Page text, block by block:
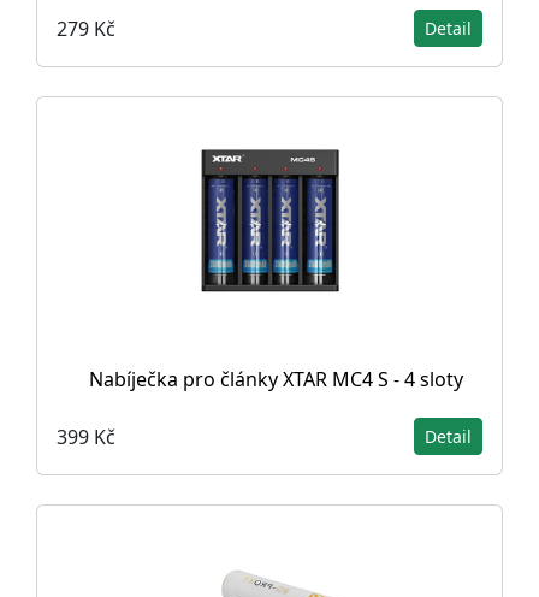
279 Kč Detail
Nabíječka pro články XTAR MC4 S - 4 sloty
399 Kč Detail